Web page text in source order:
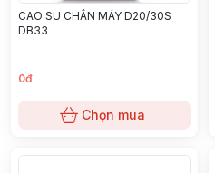
CAO SU CHÂN MÁY D20/30S
DB33
0đ
Chọn mua